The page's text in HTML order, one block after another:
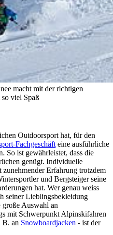
macht mit der richtigen
viel Spaß
Outdoorsport hat, für den
Fachgeschäft eine ausführliche
So ist gewährleistet, dass die
genügt. Individuelle
Erfahrung trotzdem
und Bergsteiger seine
hat. Wer genau weiss
seiner Lieblingsbekleidung
Auswahl an
mit Schwerpunkt Alpinskifahren
B. an Snowboardjacken - ist der